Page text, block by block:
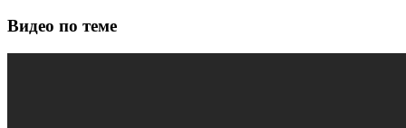
Видео по теме